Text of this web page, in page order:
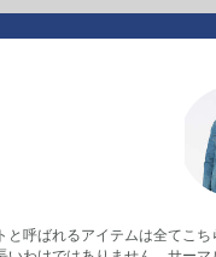
呼ばれるアイテムは全て